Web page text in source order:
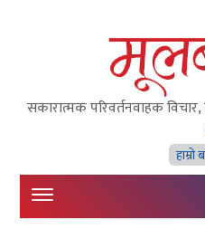
सकारात्मक परिवर्तनवाहक
हाम्राे